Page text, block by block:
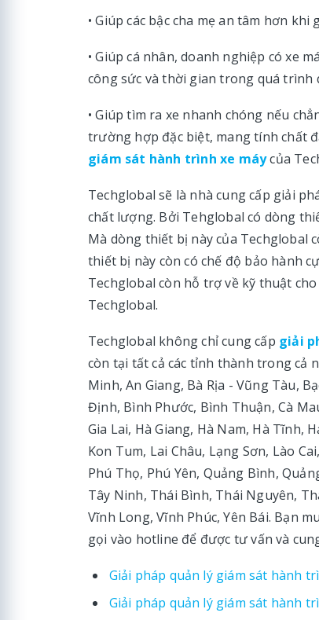
• Giúp các bậc cha mẹ an tâm hơn khi
• Giúp cá nhân, doanh nghiệp có xe
công sức và thời gian trong quá trình
• Giúp tìm ra xe nhanh chóng nếu
trường hợp đặc biệt, mang tính chất
giám sát hành trình xe máycủa
Techglobal sẽ là nhà cung cấp giải
chất lượng. Bởi Tehglobal có dòng
Mà dòng thiết bị này của Techglobal
thiết bị này còn có chế độ bảo hành
Techglobal còn hỗ trợ về kỹ thuật
Techglobal.
Techglobal không chỉ cung cấp giải
còn tại tất cả các tỉnh thành trong cả
Minh, An Giang, Bà Rịa - Vũng Tàu,
Định, Bình Phước, Bình Thuận, Cà
Gia Lai, Hà Giang, Hà Nam, Hà Tĩnh,
Kon Tum, Lai Châu, Lạng Sơn, Lào
Phú Thọ, Phú Yên, Quảng Bình,
Tây Ninh, Thái Bình, Thái Nguyên,
Vĩnh Long, Vĩnh Phúc, Yên Bái. Bạn
gọi vào hotline để được tư vấn và
Giải pháp quản lý giám sát hành
Giải pháp quản lý giám sát hành